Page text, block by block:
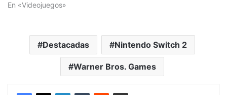
En «Videojuegos»
Destacadas Nintendo Switch 2
Warner Bros. Games